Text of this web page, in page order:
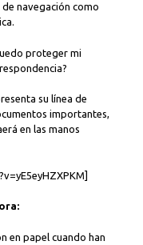
navegación como
proteger mi
su línea de
importantes,
en las manos
en papel cuando han